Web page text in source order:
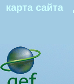
карта сайта